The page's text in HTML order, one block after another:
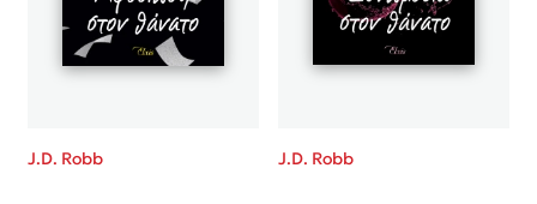
Φυστίκι ΠουΚυλάει
Παύλος Καστανάς
El Sombrero
J.D. Robb J.D. Robb